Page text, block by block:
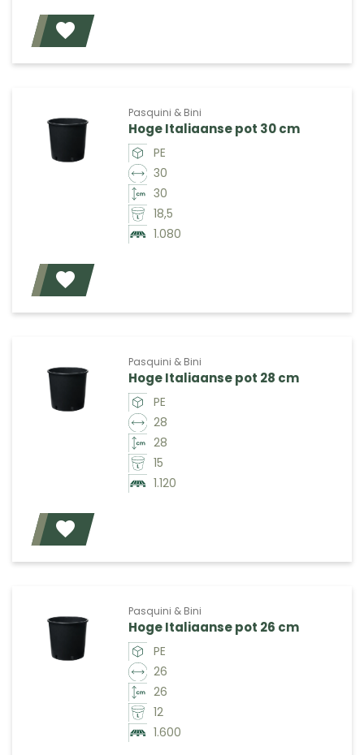
Pasquini & Bini
Hoge Italiaanse pot 30 cm
PE
30
30
18,5
1.080
Pasquini & Bini
Hoge Italiaanse pot 28 cm
PE
28
28
15
1.120
Pasquini & Bini
Hoge Italiaanse pot 26 cm
PE
26
26
12
1.600